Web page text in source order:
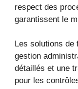
respect des
garantissent le
Les solutions
gestion
détaillés et une
pour les